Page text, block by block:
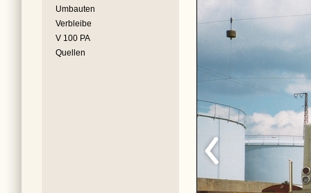
Umbauten
Verbleibe
V 100 PA
Quellen